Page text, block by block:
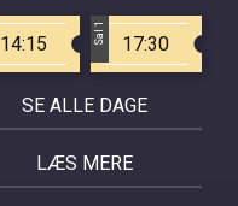
14:15 Sal 1 17:30
SE ALLE DAGE
LÆS MERE